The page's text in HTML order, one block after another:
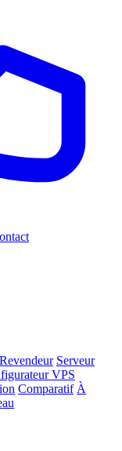
Revendeur Serveur
VPS
Comparatif À